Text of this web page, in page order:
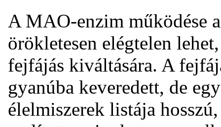
A MAO-enzim működése
örökletesen elégtelen
fejfájás kiváltására. A
gyanúba keveredett, de
élelmiszerek listája